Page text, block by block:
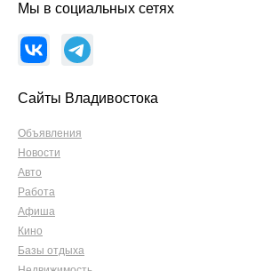
Мы в социальных сетях
Сайты Владивостока
Объявления
Новости
Авто
Работа
Афиша
Кино
Базы отдыха